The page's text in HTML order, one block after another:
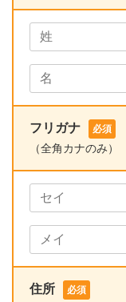
フリガナ 必須
（全角カナのみ）
住所 必須